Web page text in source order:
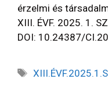
érzelmi és
XIII. ÉVF. 2025. 1.
DOI: 10.24387/